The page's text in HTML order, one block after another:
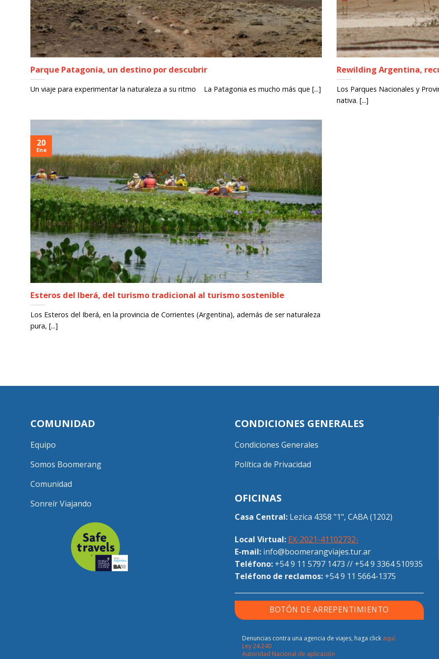
Parque Patagonia, un destino por descubrir
Un viaje para experimentar la naturaleza a su ritmo La Patagonia es mucho más que [...]
Rewilding Argentina,
Los Parques Nacionales y
nativa. [...]
Esteros del Iberá, del turismo tradicional al turismo sostenible
Los Esteros del Iberá, en la provincia de Corrientes (Argentina), además de ser naturaleza
pura, [...]
20
Ene
COMUNIDAD
Equipo
Somos Boomerang
Comunidad
Sonreír Viajando
CONDICIONES GENERALES
Condiciones Generales
Política de Privacidad
OFICINAS
Casa Central:Lezica 4358 "1", CABA (1202)
Local Virtual: EX-2021-41102732-
E-mail:info@boomerangviajes.tur.ar
Teléfono: +54 9 11 5797 1473 // +54 9 3364 510935
Teléfono de reclamos: +54 9 11 5664-1375
BOTÓN DE ARREPENTIMIENTO
Denuncias contra una agencia de viajes, haga click aquí.
Ley 24.240
Autoridad Nacional de aplicación